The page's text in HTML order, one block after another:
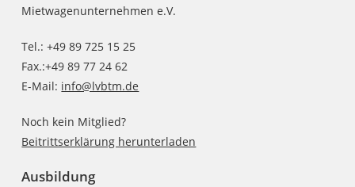
Mietwagenunternehmen e.V.
Tel.: +49 89 725 15 25
Fax.:+49 89 77 24 62
E-Mail: info@lvbtm.de
Noch kein Mitglied?
Beitrittserklärung herunterladen
Ausbildung